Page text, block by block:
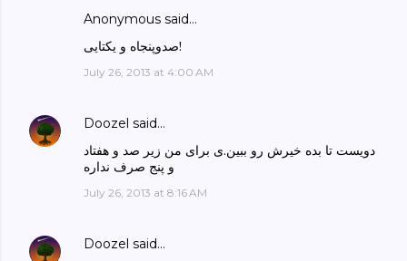
Anonymous said…
صدوپنجاه و یکتایی!
July 26, 2013 at 4:00 AM
Doozel said…
دویست تا بده خیرش رو ببین.ی برای من زیر صد و هفتاد
و پنج صرف نداره
July 26, 2013 at 8:16 AM
Doozel said…